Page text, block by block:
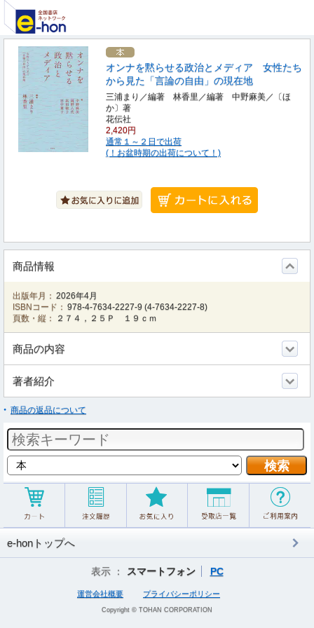
オンナを黙らせる政治とメディア 女性たち
から見た「言論の自由」の現在地
三浦まり／編著 林香里／編著 中野麻美／〔ほ
か〕著
花伝社
2,420円
通常１～２日で出荷
(！お盆時期の出荷について！)
商品情報
出版年月： 2026年4月
ISBNコード： 978-4-7634-2227-9 (4-7634-2227-8)
頁数・縦：
２７４，２５Ｐ １９ｃｍ
商品の内容
著者紹介
商品の返品について
e-honトップへ
表示 ： スマートフォン PC
運営会社概要 プライバシーポリシー
Copyright © TOHAN CORPORATION